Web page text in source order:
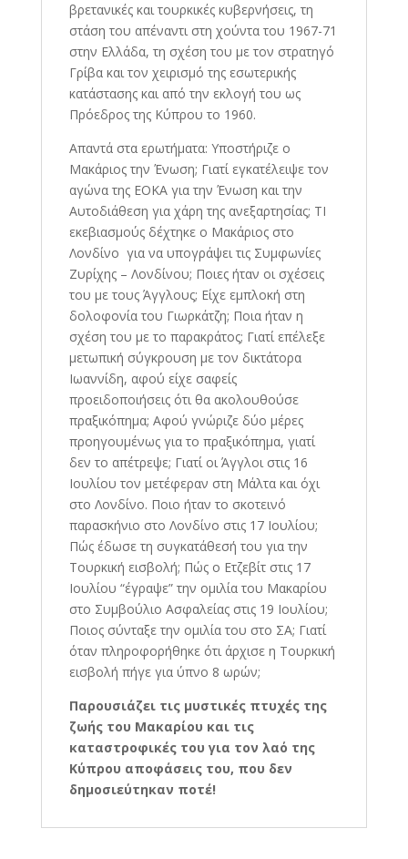
βρετανικές και τουρκικές κυβερνήσεις, τη
στάση του απέναντι στη χούντα του 1967-71
στην Ελλάδα, τη σχέση του με τον στρατηγό
Γρίβα και τον χειρισμό της εσωτερικής
κατάστασης και από την εκλογή του ως
Πρόεδρος της Κύπρου το 1960.
Απαντά στα ερωτήματα: Υποστήριζε ο
Μακάριος την Ένωση; Γιατί εγκατέλειψε τον
αγώνα της ΕΟΚΑ για την Ένωση και την
Αυτοδιάθεση για χάρη της ανεξαρτησίας; ΤΙ
εκεβιασμούς δέχτηκε ο Μακάριος στο
Λονδίνο για να υπογράψει τις Συμφωνίες
Ζυρίχης – Λονδίνου; Ποιες ήταν οι σχέσεις
του με τους Άγγλους; Είχε εμπλοκή στη
δολοφονία του Γιωρκάτζη; Ποια ήταν η
σχέση του με το παρακράτος; Γιατί επέλεξε
μετωπική σύγκρουση με τον δικτάτορα
Ιωαννίδη, αφού είχε σαφείς
προειδοποιήσεις ότι θα ακολουθούσε
πραξικόπημα; Αφού γνώριζε δύο μέρες
προηγουμένως για το πραξικόπημα, γιατί
δεν το απέτρεψε; Γιατί οι Άγγλοι στις 16
Ιουλίου τον μετέφεραν στη Μάλτα και όχι
στο Λονδίνο. Ποιο ήταν το σκοτεινό
παρασκήνιο στο Λονδίνο στις 17 Ιουλίου;
Πώς έδωσε τη συγκατάθεσή του για την
Τουρκική εισβολή; Πώς ο Ετζεβίτ στις 17
Ιουλίου “έγραψε” την ομιλία του Μακαρίου
στο Συμβούλιο Ασφαλείας στις 19 Ιουλίου;
Ποιος σύνταξε την ομιλία του στο ΣΑ; Γιατί
όταν πληροφορήθηκε ότι άρχισε η Τουρκική
εισβολή πήγε για ύπνο 8 ωρών;
Παρουσιάζει τις μυστικές πτυχές της
ζωής του Μακαρίου και τις
καταστροφικές του για τον λαό της
Κύπρου αποφάσεις του, που δεν
δημοσιεύτηκαν ποτέ!